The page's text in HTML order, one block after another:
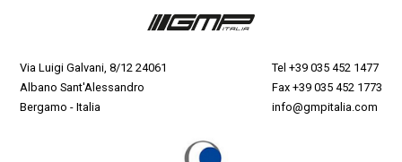
Via Luigi Galvani, 8/12 24061
Albano Sant'Alessandro
Bergamo - Italia
Tel +39 035 452 1477
Fax +39 035 452 1773
info@gmpitalia.com